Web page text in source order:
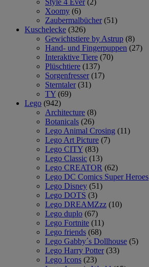
Style 4 Ever (2)
Xoomy (6)
Zaubermalbücher (51)
Kuschelecke (326)
Gewichtstiere by Astrup (8)
Hand- und Fingerpuppen (27)
Interaktive Tiere (70)
Plüschtiere (137)
Sorgenfresser (17)
Sterntaler (31)
TY (69)
Lego (942)
Architecture (8)
Botanicals (26)
Lego Animal Crosing (11)
Lego Art Picture (7)
Lego CITY (83)
Lego Classic (13)
Lego CREATOR (62)
Lego DC Comics Super Heroes
Lego Disney (51)
Lego DOTS (3)
Lego DREAMZzz (10)
Lego duplo (67)
Lego Fortnite (11)
Lego friends (68)
Lego Gabby´s Dollhouse (5)
Lego Harry Potter (33)
Lego Icons (23)